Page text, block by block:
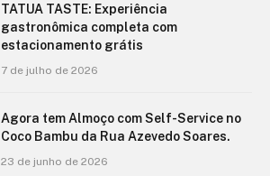
TATUA TASTE: Experiência
gastronômica completa com
estacionamento grátis
7 de julho de 2026
Agora tem Almoço com Self-Service no
Coco Bambu da Rua Azevedo Soares.
23 de junho de 2026